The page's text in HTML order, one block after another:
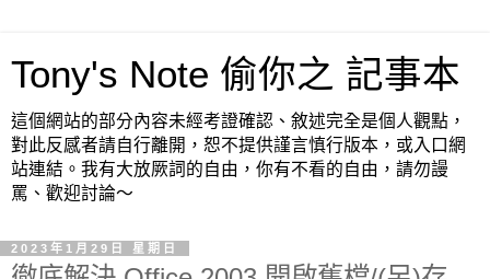
Tony's Note 偷你之 記事本
這個網站的部分內容未經考證確認、敘述完全是個人觀點，
對此反感者請自行離開，恕不提供謹言慎行版本，或入口網
站連結。我有大放厥詞的自由，你有不看的自由，請勿謾
罵、歡迎討論～
2023年1月29日 星期日